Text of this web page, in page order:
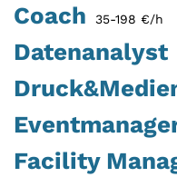
Coach 35-198 €/h
Datenanalyst
Facility